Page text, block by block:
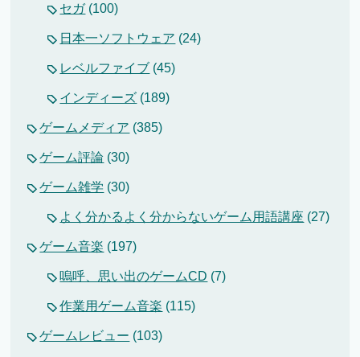
セガ(100)
日本一ソフトウェア (24)
レベルファイブ (45)
インディーズ (189)
ゲームメディア (385)
ゲーム評論 (30)
ゲーム雑学 (30)
よく分かるよく分からないゲーム用語講座 (27)
ゲーム音楽 (197)
嗚呼、思い出のゲームCD (7)
作業用ゲーム音楽 (115)
ゲームレビュー (103)